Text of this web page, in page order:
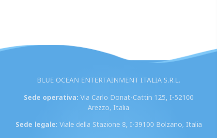
BLUE OCEAN ENTERTAINMENT ITALIA S.R.L.
Sede operativa: Via Carlo Donat-Cattin 125, I-52100
Arezzo, Italia
Sede legale: Viale della Stazione 8, I-39100 Bolzano, Italia